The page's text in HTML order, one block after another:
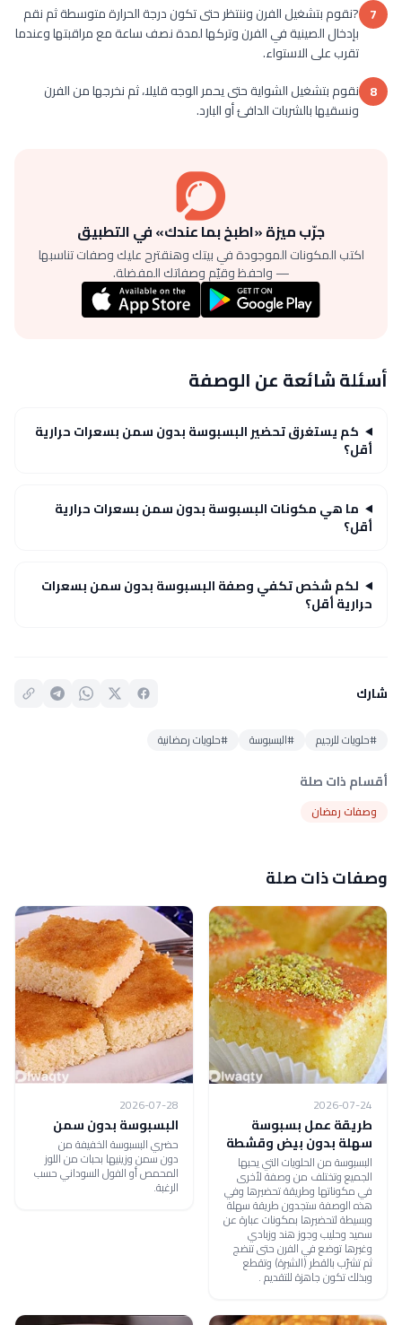
7 ?نقوم بتشغيل الفرن وننتظر حتى تكون درجة الحرارة متوسطة ثم نقم
بإدخال الصينية في الفرن وتركها لمدة نصف ساعة مع مراقبتها وعندما
تقرب على الاستواء.
8 نقوم بتشغيل الشواية حتى يحمر الوجه قليلا، ثم نخرجها من الفرن
ونسقيها بالشربات الدافئ أو البارد.
جرّب ميزة «اطبخ بما عندك» في التطبيق
اكتب المكونات الموجودة في بيتك وهنقترح عليك وصفات تناسبها
— واحفظ وقيّم وصفاتك المفضلة.
أسئلة شائعة عن الوصفة
كم يستغرق تحضير البسبوسة بدون سمن بسعرات حرارية
أقل؟
ما هي مكونات البسبوسة بدون سمن بسعرات حرارية
أقل؟
لكم شخص تكفي وصفة البسبوسة بدون سمن بسعرات
حرارية أقل؟
شارك
#حلويات للرجيم #البسبوسة #حلويات رمضانية
أقسام ذات صلة
وصفات رمضان
وصفات ذات صلة
2026-07-24
طريقة عمل بسبوسة
سهلة بدون بيض وقشطة
البسبوسة من الحلويات التي يحبها
الجميع وتختلف من وصفة لأخرى
في مكوناتها وطريقة تحضيرها وفي
هذه الوصفة ستجدون طريقة سهلة
وبسيطة لتحضيرها بمكونات عبارة عن
سميد وحليب وجوز هند وزبادي
وغيرها توضع في الفرن حتى تنضج
ثم تشرّب بالقطر (الشيرة) وتقطع
وبذلك تكون جاهزة للتقديم .
2026-07-28
البسبوسة بدون سمن
حضري البسبوسة الخفيفة من
دون سمن وزينيها بحبات من اللوز
المحمص أو الفول السوداني حسب
الرغبة.